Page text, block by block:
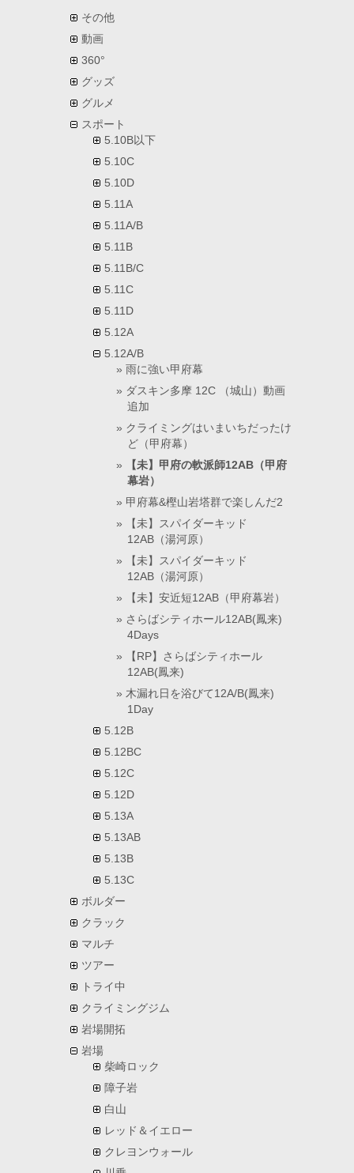
その他
動画
360°
グッズ
グルメ
スポート
5.10B以下
5.10C
5.10D
5.11A
5.11A/B
5.11B
5.11B/C
5.11C
5.11D
5.12A
5.12A/B
雨に強い甲府幕
ダスキン多摩 12C （城山）動画
追加
クライミングはいまいちだったけ
ど（甲府幕）
【未】甲府の軟派師12AB（甲府
幕岩）
甲府幕&樫山岩塔群で楽しんだ2
【未】スパイダーキッド
12AB（湯河原）
【未】スパイダーキッド
12AB（湯河原）
【未】安近短12AB（甲府幕岩）
さらばシティホール12AB(鳳来)
4Days
【RP】さらばシティホール
12AB(鳳来)
木漏れ日を浴びて12A/B(鳳来)
1Day
5.12B
5.12BC
5.12C
5.12D
5.13A
5.13AB
5.13B
5.13C
ボルダー
クラック
マルチ
ツアー
トライ中
クライミングジム
岩場開拓
岩場
柴崎ロック
障子岩
白山
レッド＆イエロー
クレヨンウォール